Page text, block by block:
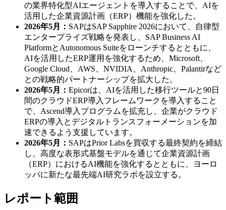
の業界特化型AIエージェントを導入することで、AIを
活用した企業資源計画（ERP）機能を強化した。
2026年5月： SAPはSAP Sapphire 2026において、自律型
エンタープライズ戦略を発表し、SAP Business AI
PlatformとAutonomous Suiteをローンチするとともに、
AIを活用したERP運用を強化するため、Microsoft、
Google Cloud、AWS、NVIDIA、Anthropic、Palantirなど
との戦略的パートナーシップを拡大した。
2026年5月： Epicorは、AIを活用した移行ツールと90日
間のクラウドERP導入フレームワークを導入すること
で、Ascend導入プログラムを拡充し、企業がクラウド
ERPの導入とデジタルトランスフォーメーションを加
速できるよう支援しています。
2026年5月： SAPはPrior Labsを買収する最終契約を締結
し、高度な表形式基盤モデルを通じて企業資源計画
（ERP）におけるAI機能を強化するとともに、ヨーロ
ッパに新たな最先端AI研究ラボを設立する。
レポート範囲